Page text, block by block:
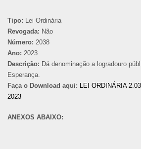
Tipo: Lei Ordinária
Revogada: Não
Número: 2038
Ano: 2023
Descrição: Dá denominação a logradouro
Esperança.
Faça o Download aqui: LEI ORDINÁRIA
2023
ANEXOS ABAIXO: